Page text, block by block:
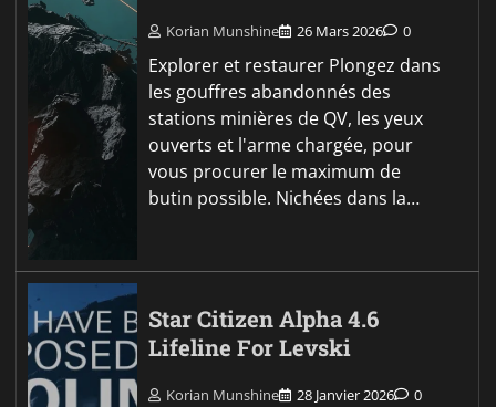
Korian Munshine 26 Mars 2026 0
Explorer et restaurer Plongez dans
les gouffres abandonnés des
stations minières de QV, les yeux
ouverts et l'arme chargée, pour
vous procurer le maximum de
butin possible. Nichées dans la…
Star Citizen Alpha 4.6
Lifeline For Levski
Korian Munshine 28 Janvier 2026 0